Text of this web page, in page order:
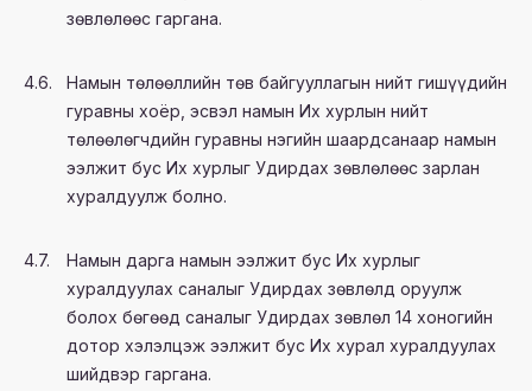
зөвлөлөөс гаргана.
4.6.
Намын төлөөллийн төв байгууллагын нийт гишүүдийн
гуравны хоёр, эсвэл намын Их хурлын нийт
төлөөлөгчдийн гуравны нэгийн шаардсанаар намын
ээлжит бус Их хурлыг Удирдах зөвлөлөөс зарлан
хуралдуулж болно.
4.7.
Намын дарга намын ээлжит бус Их хурлыг
хуралдуулах саналыг Удирдах зөвлөлд оруулж
болох бөгөөд саналыг Удирдах зөвлөл 14 хоногийн
дотор хэлэлцэж ээлжит бус Их хурал хуралдуулах
шийдвэр гаргана.